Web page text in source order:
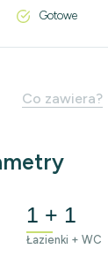
Gotowe
Co zawiera?
1 + 1
Łazienki + WC